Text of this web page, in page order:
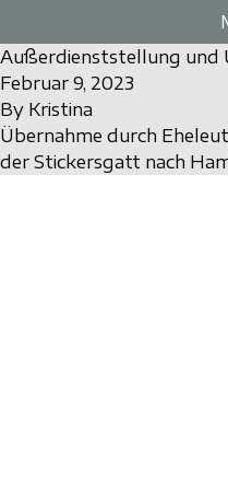
Außerdienststellung und
Februar 9, 2023
By Kristina
Übernahme durch
der Stickersgatt nach